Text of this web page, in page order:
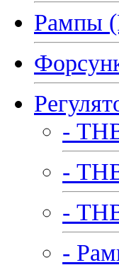
Рампы
-
-
-
-